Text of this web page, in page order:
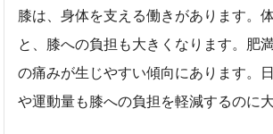
膝は、身体を支える働きがあります。
と、膝への負担も大きくなります。肥
の痛みが生じやすい傾向にあります。
や運動量も膝への負担を軽減するのに